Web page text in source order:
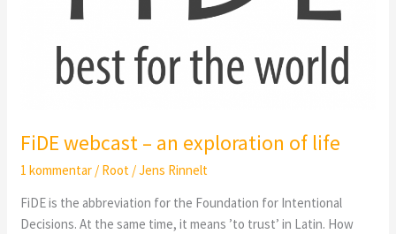
FiDE webcast – an exploration of life
1 kommentar / Root /Jens Rinnelt
FiDE is the abbreviation for the Foundation for Intentional
Decisions. At the same time, it means ’to trust’ in Latin. How